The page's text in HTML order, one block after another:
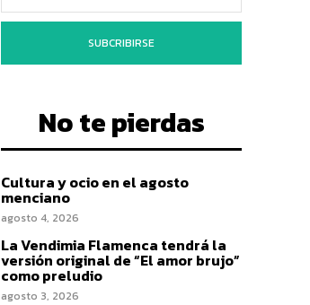
SUBCRIBIRSE
No te pierdas
Cultura y ocio en el agosto
menciano
agosto 4, 2026
La Vendimia Flamenca tendrá la
versión original de “El amor brujo”
como preludio
agosto 3, 2026